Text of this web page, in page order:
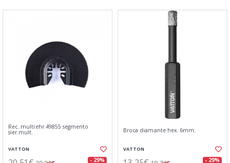
Rec. multiehr.49855 segmento
sier.mult.
VATTON
- 29%
Broca diamante hex. 6mm.
VATTON
- 29%